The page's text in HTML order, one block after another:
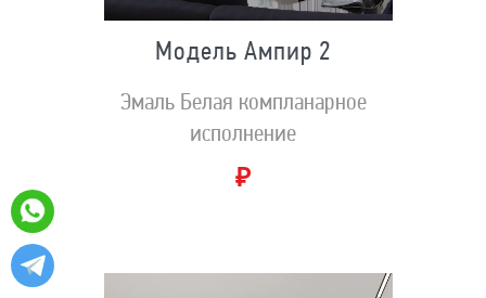
Модель Ампир 2
Эмаль Белая компланарное
исполнение
₽